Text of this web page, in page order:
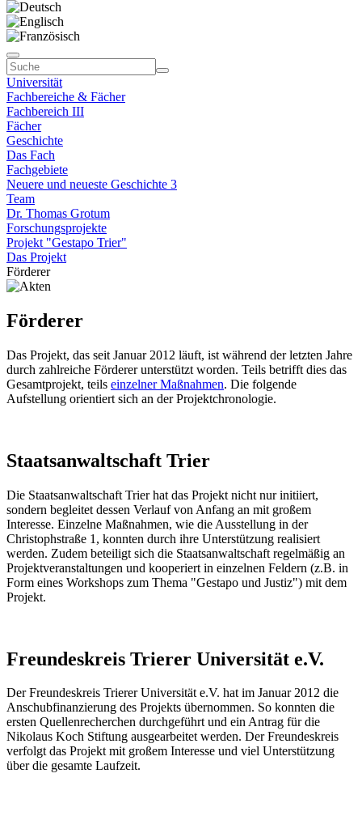
Universität
Fachbereiche & Fächer
Fachbereich III
Fächer
Geschichte
Das Fach
Fachgebiete
Neuere und neueste Geschichte 3
Team
Dr. Thomas Grotum
Forschungsprojekte
Projekt "Gestapo Trier"
Das Projekt
Förderer
Förderer
Das Projekt, das seit Januar 2012 läuft, ist während der letzten Jahre
durch zahlreiche Förderer unterstützt worden. Teils betrifft dies das
Gesamtprojekt, teils einzelner Maßnahmen. Die folgende
Aufstellung orientiert sich an der Projektchronologie.
Staatsanwaltschaft Trier
Die Staatsanwaltschaft Trier hat das Projekt nicht nur initiiert,
sondern begleitet dessen Verlauf von Anfang an mit großem
Interesse. Einzelne Maßnahmen, wie die Ausstellung in der
Christophstraße 1, konnten durch ihre Unterstützung realisiert
werden. Zudem beteiligt sich die Staatsanwaltschaft regelmäßig an
Projektveranstaltungen und kooperiert in einzelnen Feldern (z.B. in
Form eines Workshops zum Thema "Gestapo und Justiz") mit dem
Projekt.
Freundeskreis Trierer Universität e.V.
Der Freundeskreis Trierer Universität e.V. hat im Januar 2012 die
Anschubfinanzierung des Projekts übernommen. So konnten die
ersten Quellenrecherchen durchgeführt und ein Antrag für die
Nikolaus Koch Stiftung ausgearbeitet werden. Der Freundeskreis
verfolgt das Projekt mit großem Interesse und viel Unterstützung
über die gesamte Laufzeit.